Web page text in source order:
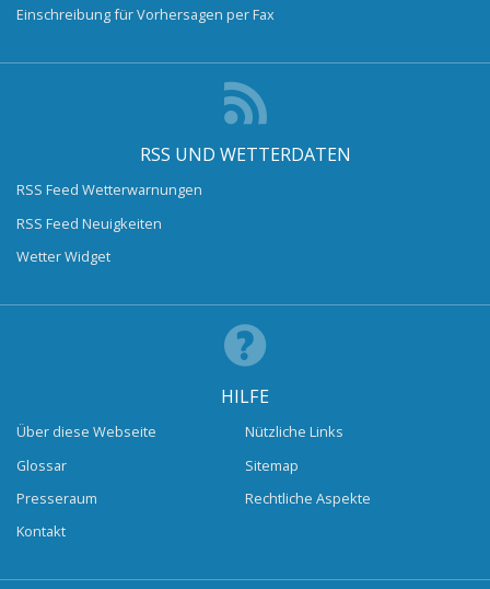
Einschreibung für Vorhersagen per Fax
RSS UND WETTERDATEN
RSS Feed Wetterwarnungen
RSS Feed Neuigkeiten
Wetter Widget
HILFE
Über diese Webseite
Glossar
Presseraum
Kontakt
Nützliche Links
Sitemap
Rechtliche Aspekte